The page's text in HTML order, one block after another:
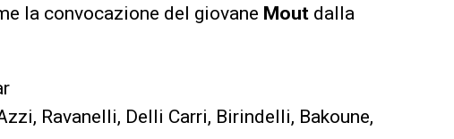
la convocazione del giovane Mout dalla
Ravanelli, Delli Carri, Birindelli, Bakoune,